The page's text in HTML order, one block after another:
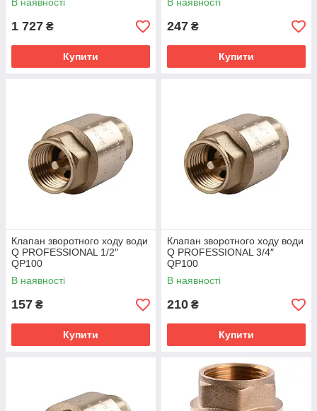
1 727 ₴
Купити
247 ₴
Купити
Клапан зворотного ходу води
Q PROFESSIONAL 1/2″
QP100
В наявності
157 ₴
Купити
Клапан зворотного ходу води
Q PROFESSIONAL 3/4″
QP100
В наявності
210 ₴
Купити